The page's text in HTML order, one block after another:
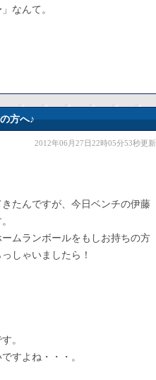
なんて。
方へ♪
2012年06月27日22時05分53秒更新
たんですが、今日ベンチの伊藤
ムランボールをもしお持ちの方
しゃいましたら！
。
すよね・・・。